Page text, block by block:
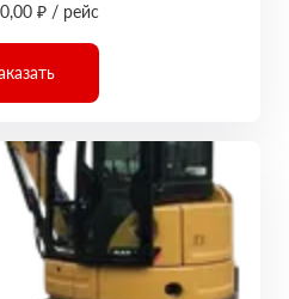
₽ / рейс